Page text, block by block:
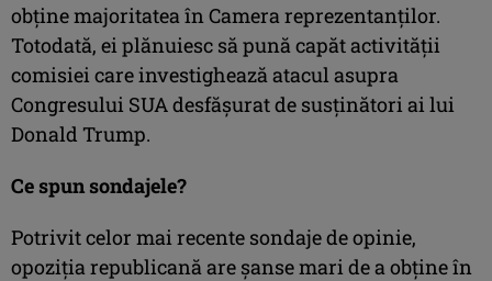
obţine majoritatea în Camera reprezentanţilor.
Totodată, ei plănuiesc să pună capăt activităţii
comisiei care investighează atacul asupra
Congresului SUA desfăşurat de susţinători ai lui
Donald Trump.
Ce spun sondajele?
Potrivit celor mai recente sondaje de opinie,
opoziţia republicană are şanse mari de a obţine în